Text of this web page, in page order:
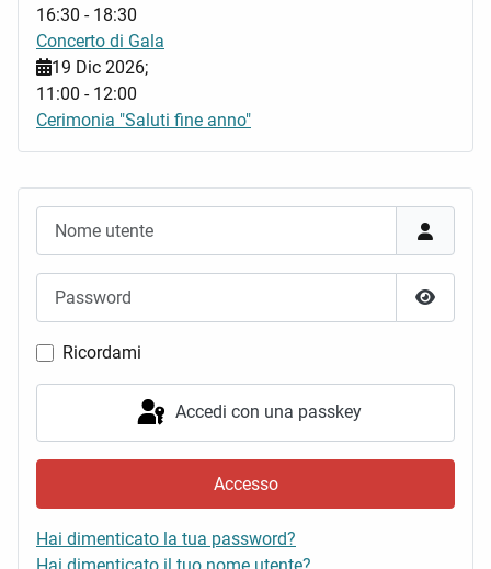
Mostra
Ricordami
Accedi con una passkey
Accesso
Hai dimenticato la tua password?
16:30 - 18:30
Concerto di Gala
19 Dic 2026;
11:00 - 12:00
Cerimonia "Saluti fine anno"